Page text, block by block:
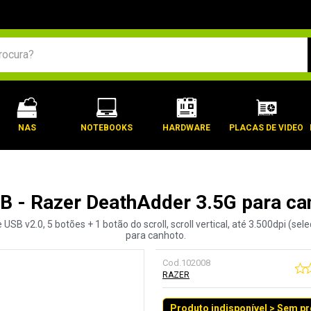
NAS NOTEBOOKS HARDWARE PLACAS DE VIDEO
- Razer DeathAdder 3.5G para
v2.0, 5 botões + 1 botão do scroll, scroll vertical, até 3.500dpi
para canhoto.
Cod.102008
RAZER
Produto indisponível > Sem